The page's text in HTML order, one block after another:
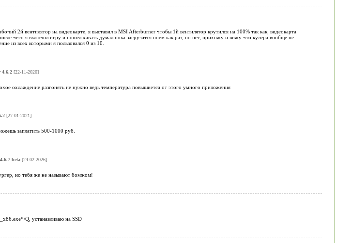
2й вентилятор на видеокарте, я выставил в MSI Afterburner чтобы 1й вентилятор крутился на 100% так как, видеокарта
чего я включил игру и пошел хавать думал пока загрузится поем как раз, но нет, прихожу и вижу что кулера вообще не
из всех которыми я пользовался 0 из 10.
4.6.2[22-11-2020]
охлаждение разгонять не нужно ведь температура повышиетса от этого умного приложения
[27-01-2021]
заплатить 500-1000 руб.
beta[24-02-2026]
но тебя же не называют бомжом!
Q, устанавливаю на SSD